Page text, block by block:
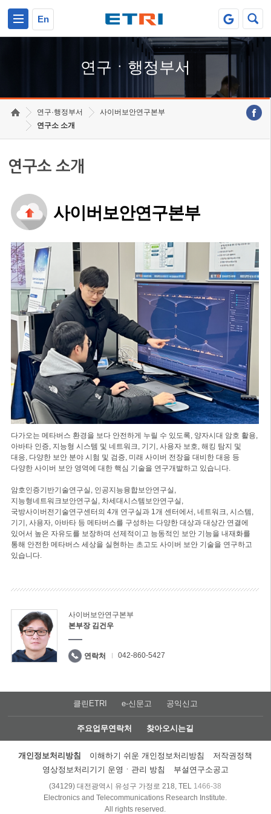
En
연구ㆍ행정부서
연구·행정부서
사이버보안연구본부
연구소 소개
연구소 소개
사이버보안연구본부
다가오는 메타버스 환경을 보다 안전하게 누릴 수 있도록, 양자시대 암호 활용,
아바타 인증, 지능형 시스템 및 네트워크, 기기, 사용자 보호, 해킹 탐지 및
대응, 다양한 보안 분야 시험 및 검증, 미래 사이버 전장을 대비한 대응 등
다양한 사이버 보안 영역에 대한 핵심 기술을 연구개발하고 있습니다.
암호인증기반기술연구실, 인공지능융합보안연구실,
지능형네트워크보안연구실, 차세대시스템보안연구실,
국방사이버전기술연구센터의 4개 연구실과 1개 센터에서, 네트워크, 시스템,
기기, 사용자, 아바타 등 메타버스를 구성하는 다양한 대상과 대상간 연결에
있어서 높은 자유도를 보장하며 선제적이고 능동적인 보안 기능을 내재화를
통해 안전한 메타버스 세상을 실현하는 초고도 사이버 보안 기술을 연구하고
있습니다.
사이버보안연구본부
본부장 김건우
연락처 042-860-5427
클린ETRI e-신문고 공익신고
주요업무연락처 찾아오시는길
개인정보처리방침 이해하기 쉬운 개인정보처리방침
저작권정책
영상정보처리기기 운영ㆍ관리 방침
부설연구소공고
(34129) 대전광역시 유성구 가정로 218, TEL 1466-38
Electronics and Telecommunications Research Institute.
All rights reserved.